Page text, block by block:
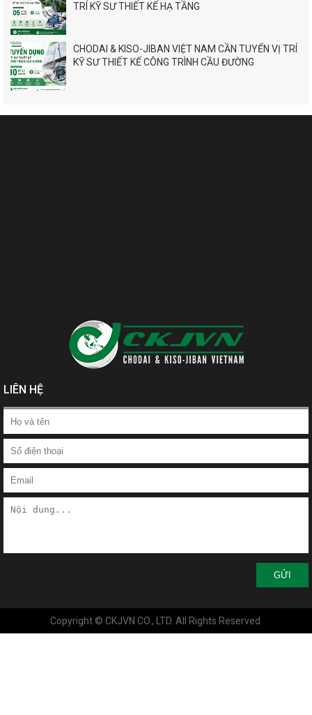
TRÍ KỸ SƯ THIẾT KẾ HẠ TẦNG
CHODAI & KISO-JIBAN VIỆT NAM CẦN TUYỂN VỊ TRÍ
KỸ SƯ THIẾT KẾ CÔNG TRÌNH CẦU ĐƯỜNG
LIÊN HỆ
GỬI
Copyright © CKJVN CO., LTD. All Rights Reserved.